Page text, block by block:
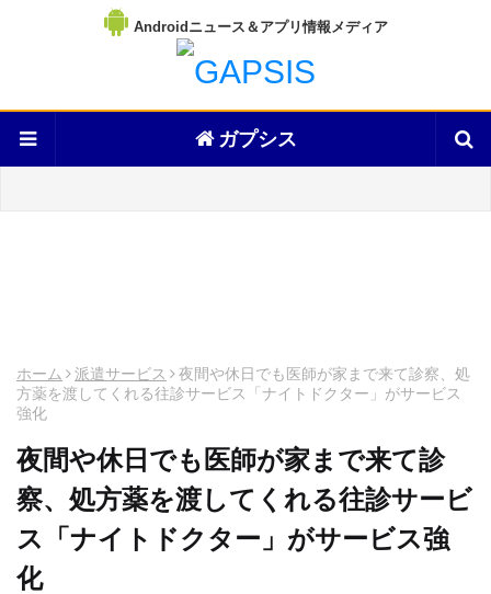
Androidニュース＆アプリ情報メディア
ガプシス
ホーム 派遣サービス
夜間や休日でも医師が家まで来て診察、処
方薬を渡してくれる往診サービス「ナイトドクター」がサービス
強化
夜間や休日でも医師が家まで来て診
察、処方薬を渡してくれる往診サービ
ス「ナイトドクター」がサービス強
化